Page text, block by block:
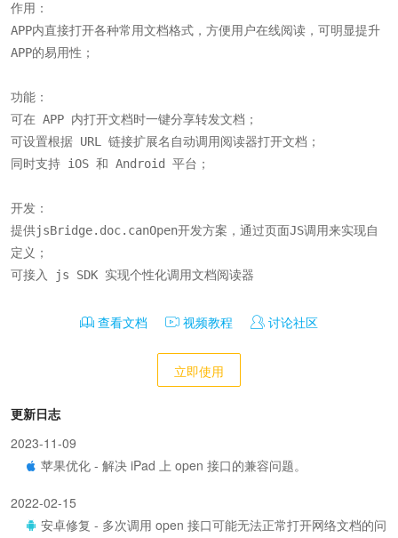
作用：
APP内直接打开各种常用文档格式，方便用户在线阅读，可明显提升
APP的易用性；
功能：
可在 APP 内打开文档时一键分享转发文档；
可设置根据 URL 链接扩展名自动调用阅读器打开文档；
同时支持 iOS 和 Android 平台；
开发：
提供jsBridge.doc.canOpen开发方案，通过页面JS调用来实现自
定义；
可接入 js SDK 实现个性化调用文档阅读器
查看文档 视频教程 讨论社区
立即使用
更新日志
2023-11-09
苹果优化 - 解决 iPad 上 open 接口的兼容问题。
2022-02-15
安卓修复 - 多次调用 open 接口可能无法正常打开网络文档的问